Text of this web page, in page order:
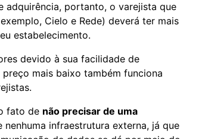
adquirência, portanto, o varejista que
Cielo e Rede) deverá ter mais
estabelecimento.
devido à sua facilidade de
mais baixo também funciona
fato de não precisar de uma
nenhuma infraestrutura externa, já que